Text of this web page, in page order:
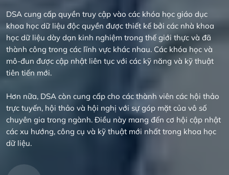
DSA cung cấp quyền truy cập vào các khóa học giáo dục
khoa học dữ liệu độc quyền được thiết kế bởi các nhà khoa
học dữ liệu dày dạn kinh nghiệm trong thế giới thực và đã
thành công trong các lĩnh vực khác nhau. Các khóa học và
mô-đun được cập nhật liên tục với các kỹ năng và kỹ thuật
tiên tiến mới.
Hơn nữa, DSA còn cung cấp cho các thành viên các hội thảo
trực tuyến, hội thảo và hội nghị với sự góp mặt của vô số
chuyên gia trong ngành. Điều này mang đến cơ hội cập nhật
các xu hướng, công cụ và kỹ thuật mới nhất trong khoa học
dữ liệu.